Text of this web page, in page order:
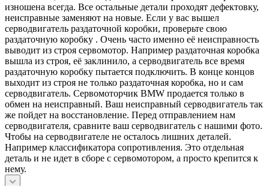
изношена всегда. Все остальные детали проходят дефектовку,
неисправные заменяют на новые. Если у вас вышел
серводвигатель раздаточной коробки, проверьте свою
раздаточную коробку . Очень часто именно её неисправность
выводит из строя сервомотор. Например раздаточная коробка
вышла из строя, её заклинило, а серводвигатель все время
раздаточную коробку пытается подключить. В конце концов
выходит из строя не только раздаточная коробка, но и сам
серводвигатель. Сервомоторчик BMW продается только в
обмен на неисправный. Ваш неисправный серводвигатель так
же пойдет на восстановление. Перед отправлением нам
серводвигателя, сравните ваш серводвигатель с нашими фото.
Чтобы на серводвигателе не осталось лишних деталей.
Например классификатора сопротивления. Это отдельная
деталь и не идет в сборе с сервомотором, а просто крепится к
нему.